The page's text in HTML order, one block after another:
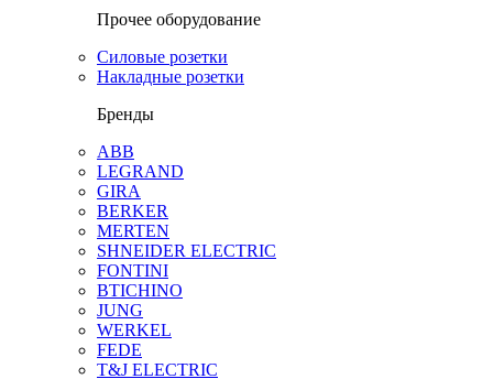
Прочее оборудование
Силовые розетки
Накладные розетки
Бренды
ABB
LEGRAND
GIRA
BERKER
MERTEN
SHNEIDER ELECTRIC
FONTINI
BTICHINO
JUNG
WERKEL
FEDE
T&J ELECTRIC